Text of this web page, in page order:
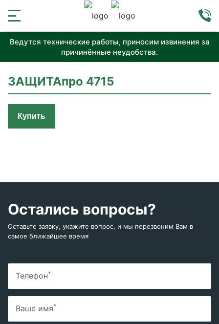
Ведутся технические работы, приносим извинения за
причинённые неудобства.
ЗАЩИТАпро 4715
Купить
Остались вопросы?
Оставьте заявку, укажите вопрос, и мы перезвоним Вам в
самое ближайшее время
Телефон*
Ваше имя*